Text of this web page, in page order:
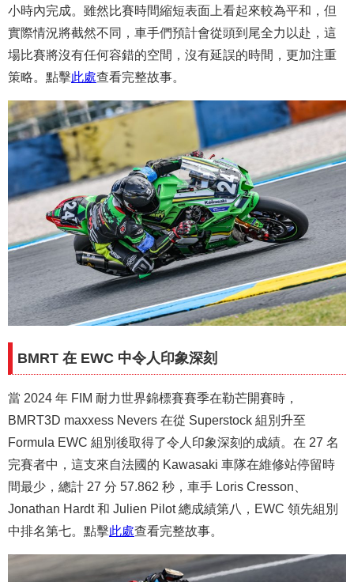
小時內完成。雖然比賽時間縮短表面上看起來較為平和，但
實際情況將截然不同，車手們預計會從頭到尾全力以赴，這
場比賽將沒有任何容錯的空間，沒有延誤的時間，更加注重
策略。點擊此處查看完整故事。
BMRT 在 EWC 中令人印象深刻
當 2024 年 FIM 耐力世界錦標賽賽季在勒芒開賽時，
BMRT3D maxxess Nevers 在從 Superstock 組別升至
Formula EWC 組別後取得了令人印象深刻的成績。在 27 名
完賽者中，這支來自法國的 Kawasaki 車隊在維修站停留時
間最少，總計 27 分 57.862 秒，車手 Loris Cresson、
Jonathan Hardt 和 Julien Pilot 總成績第八，EWC 領先組別
中排名第七。點擊此處查看完整故事。